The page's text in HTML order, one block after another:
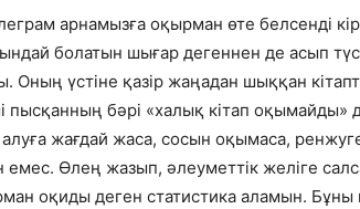
арнамызға оқырман өте белсенді
болатын шығар дегеннен де асып
Оның үстіне қазір жаңадан шыққан
пысқанның бәрі «халық кітап оқымайды»
жағдай жаса, сосын оқымаса,
Өлең жазып, әлеуметтік желіге
оқиды деген статистика аламын. Бұны